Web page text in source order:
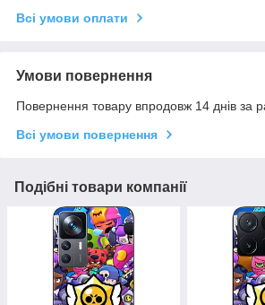
Всі умови оплати
Умови повернення
Повернення товару впродовж 14 днів за
Всі умови повернення
Подібні товари компанії